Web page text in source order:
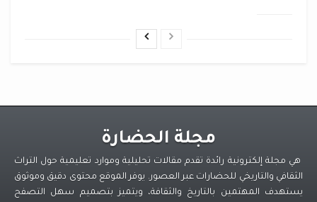
مجلة الحضارة
هي مجلة إلكترونية رائدة تقدم مقالات تحليلية وموارد تعليمية حول التراث
الثقافي والتاريخي للحضارات عبر العصور. يوفر الموقع محتوى دقيق وموثوق
يستهدف المهتمين بالتاريخ والثقافة، ويتميز بتصميم سهل التصفح